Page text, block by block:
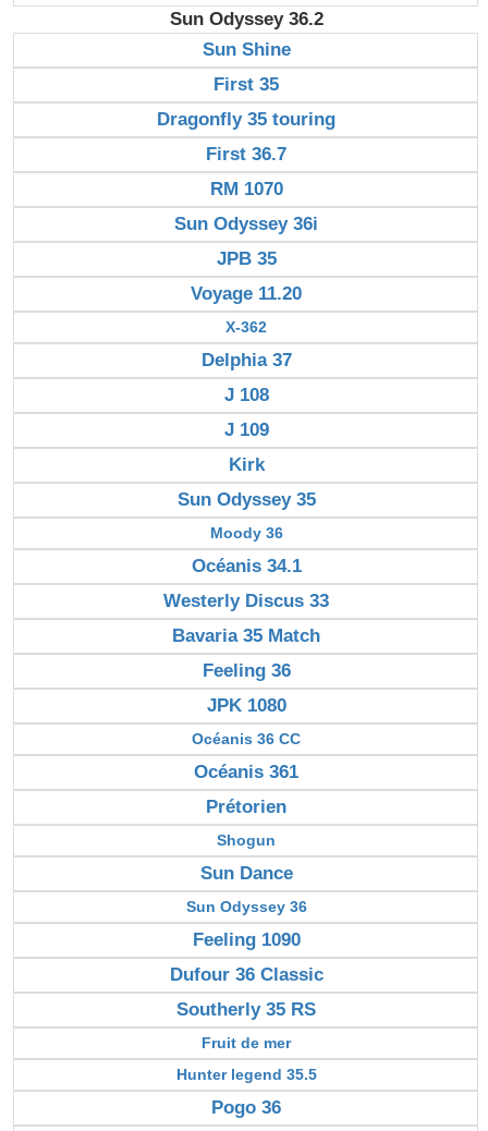
Sun Odyssey 36.2
Sun Shine
First 35
Dragonfly 35 touring
First 36.7
RM 1070
Sun Odyssey 36i
JPB 35
Voyage 11.20
X-362
Delphia 37
J 108
J 109
Kirk
Sun Odyssey 35
Moody 36
Océanis 34.1
Westerly Discus 33
Bavaria 35 Match
Feeling 36
JPK 1080
Océanis 36 CC
Océanis 361
Prétorien
Shogun
Sun Dance
Sun Odyssey 36
Feeling 1090
Dufour 36 Classic
Southerly 35 RS
Fruit de mer
Hunter legend 35.5
Pogo 36